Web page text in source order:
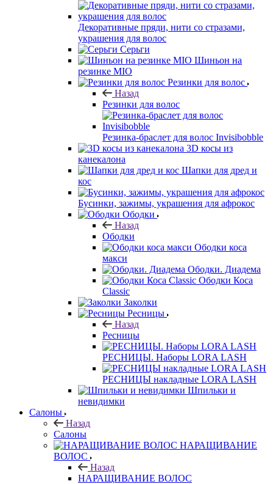
Декоративные пряди, нити со стразами,
украшения для волос
Серьги
Шиньон на
резинке MIO
Резинки для волос
Назад
Резинки для волос
Резинка-браслет для волос Invisibobble
3D косы из
канекалона
Шапки для дред и
кос
Бусинки, зажимы, украшения для афрокос
Ободки
Назад
Ободки
Ободки коса
макси
Ободки. Диадема
Ободки Коса
Classic
Заколки
Ресницы
Назад
Ресницы
РЕСНИЦЫ. Наборы LORA LASH
РЕСНИЦЫ накладные LORA LASH
Шпильки и
невидимки
Салоны
Назад
Салоны
НАРАЩИВАНИЕ
ВОЛОС
Назад
НАРАЩИВАНИЕ ВОЛОС